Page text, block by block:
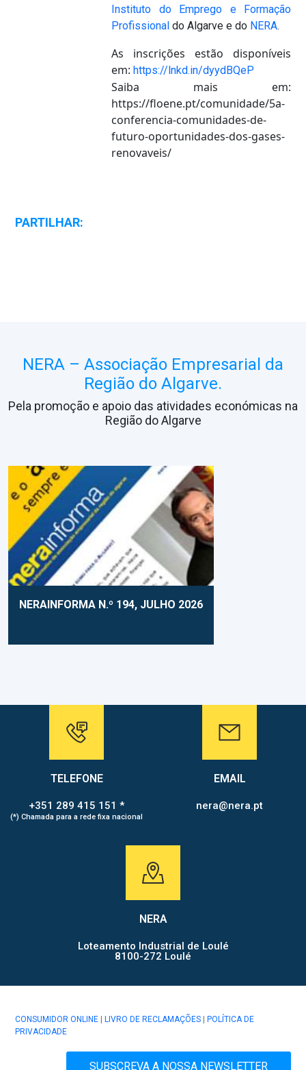
Instituto do Emprego e Formação
Profissional do Algarve e do NERA.
As inscrições estão disponíveis
em:https://lnkd.in/dyydBQeP
Saiba mais em:
https://floene.pt/comunidade/5a-
conferencia-comunidades-de-
futuro-oportunidades-dos-gases-
renovaveis/
PARTILHAR:
NERA – Associação Empresarial da
Região do Algarve.
Pela promoção e apoio das atividades económicas na
Região do Algarve
NERAINFORMA N.º 194, JULHO 2026
TELEFONE
+351 289 415 151 *
(*) Chamada para a rede fixa nacional
EMAIL
nera@nera.pt
NERA
Loteamento Industrial de Loulé
8100-272 Loulé
CONSUMIDOR ONLINE LIVRO DE RECLAMAÇÕES
POLÍTICA DE
PRIVACIDADE
SUBSCREVA A NOSSA NEWSLETTER